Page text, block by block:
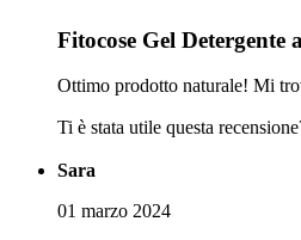
Fitocose Gel Detergente
Ottimo prodotto naturale! Mi
Ti è stata utile questa
Sara
01 marzo 2024